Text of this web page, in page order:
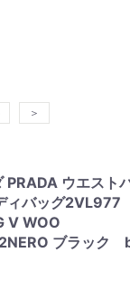
＞
PRADA ウエスト
ィバッグ2VL977
V WOO
ブラック